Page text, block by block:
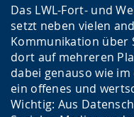
Das LWL-Fort- und
setzt neben vielen
Kommunikation über
dort auf mehreren
dabei genauso wie
ein offenes und
Wichtig: Aus